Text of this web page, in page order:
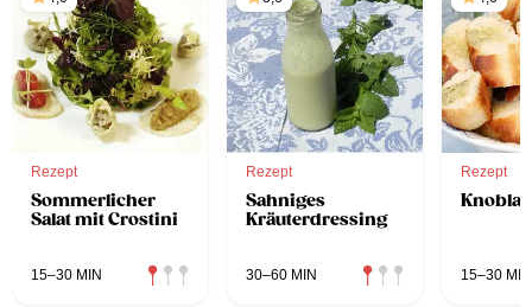
Rezept
Sommerlicher
Salat mit Crostini
15–30 MIN
Rezept
Sahniges
Kräuterdressing
30–60 MIN
Rezept
15–30 MIN